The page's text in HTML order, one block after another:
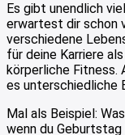
Es gibt unendlich
erwartest dir schon
verschiedene
für deine Karriere
körperliche Fitness.
es unterschiedliche
Mal als Beispiel:
wenn du